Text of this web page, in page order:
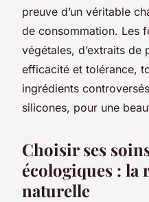
preuve d’un véritable
de consommation. Les
végétales, d’extraits de
efficacité et tolérance,
ingrédients
silicones, pour une
Choisir ses
écologiques : la
naturelle